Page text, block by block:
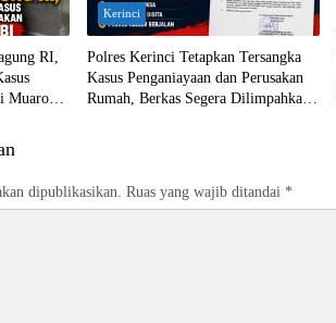
RI,
Muaro
Kerinci
Polres Kerinci Tetapkan Tersangka
Kasus Penganiayaan dan Perusakan
Rumah, Berkas Segera Dilimpahkan
dipublikasikan. Ruas yang wajib ditandai *